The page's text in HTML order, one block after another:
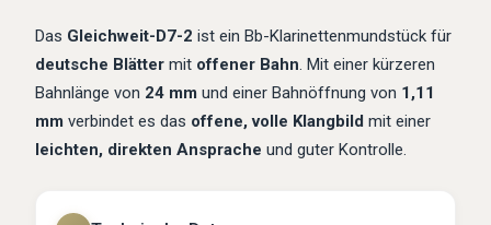
Das Gleichweit-D7-2 ist ein Bb-Klarinettenmundstück für
deutsche Blätter mit offener Bahn. Mit einer kürzeren
Bahnlänge von 24 mm und einer Bahnöffnung von 1,11
mm verbindet es das offene, volle Klangbild mit einer
leichten, direkten Ansprache und guter Kontrolle.